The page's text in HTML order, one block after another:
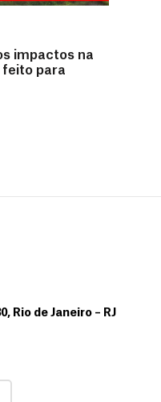
impactos na
feito para
Rio de Janeiro – RJ